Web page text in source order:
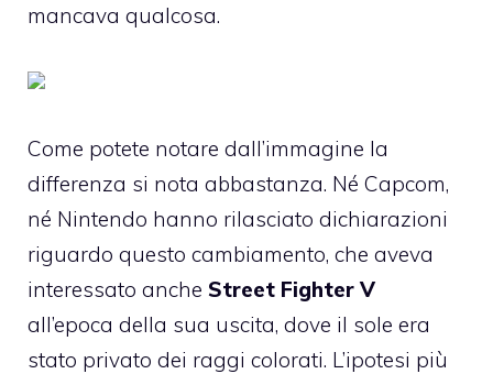
mancava qualcosa.
Come potete notare dall’immagine la
differenza si nota abbastanza. Né Capcom,
né Nintendo hanno rilasciato dichiarazioni
riguardo questo cambiamento, che aveva
interessato anche Street Fighter V
all’epoca della sua uscita, dove il sole era
stato privato dei raggi colorati. L’ipotesi più